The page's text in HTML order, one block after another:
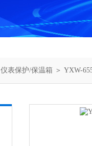
仪表保护/保温箱 ＞ YXW-